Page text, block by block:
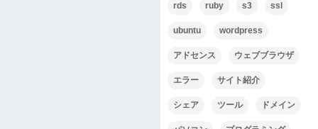
rds ruby s3 ssl
ubuntu wordpress
アドセンス ウェブブラウザ
エラー サイト紹介
シェア ツール ドメイン